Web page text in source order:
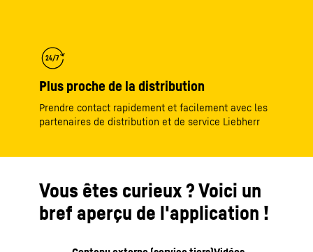
Plus proche de la distribution
Prendre contact rapidement et facilement avec les
partenaires de distribution et de service Liebherr
Vous êtes curieux ? Voici un
bref aperçu de l'application !